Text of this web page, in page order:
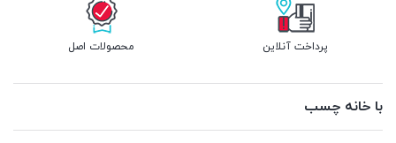
پرداخت آنلاین محصولات اصل
با خانه چسب